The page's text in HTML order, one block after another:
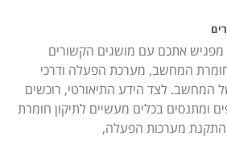
מלא את הפרטים ואנחנו נחזור
מפגיש אתכם עם מושגים הקשורים
המחשב, מערכת הפעלה ודרכי
המחשב. לצד הידע התיאורטי, רוכשים
ומתנסים בכלים מעשיים לתיקון חומרת
מערכות הפעלה,